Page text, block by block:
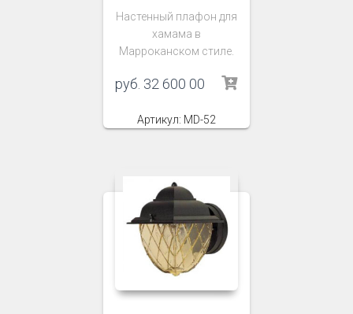
Настенный плафон для
хамама в
Марроканском стиле.
руб. 32 600 00
Артикул: MD-52